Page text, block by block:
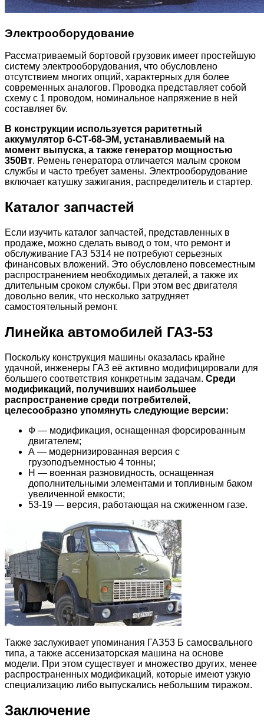
Электрооборудование
Рассматриваемый бортовой грузовик имеет простейшую
систему электрооборудования, что обусловлено
отсутствием многих опций, характерных для более
современных аналогов. Проводка представляет собой
схему с 1 проводом, номинальное напряжение в ней
составляет 6v.
В конструкции используется раритетный
аккумулятор 6-СТ-68-ЭМ, устанавливаемый на
момент выпуска, а также генератор мощностью
350Вт. Ремень генератора отличается малым сроком
службы и часто требует замены. Электрооборудование
включает катушку зажигания, распределитель и стартер.
Каталог запчастей
Если изучить каталог запчастей, представленных в
продаже, можно сделать вывод о том, что ремонт и
обслуживание ГАЗ 5314 не потребуют серьезных
финансовых вложений. Это обусловлено повсеместным
распространением необходимых деталей, а также их
длительным сроком службы. При этом вес двигателя
довольно велик, что несколько затрудняет
самостоятельный ремонт.
Линейка автомобилей ГАЗ-53
Поскольку конструкция машины оказалась крайне
удачной, инженеры ГАЗ её активно модифицировали для
большего соответствия конкретным задачам. Среди
модификаций, получивших наибольшее
распространение среди потребителей,
целесообразно упомянуть следующие версии:
Ф — модификация, оснащенная форсированным
двигателем;
А — модернизированная версия с
грузоподъемностью 4 тонны;
Н — военная разновидность, оснащенная
дополнительными элементами и топливным баком
увеличенной емкости;
53-19 — версия, работающая на сжиженном газе.
Также заслуживает упоминания ГАЗ53 Б самосвального
типа, а также ассенизаторская машина на основе
модели. При этом существует и множество других, менее
распространенных модификаций, которые имеют узкую
специализацию либо выпускались небольшим тиражом.
Заключение